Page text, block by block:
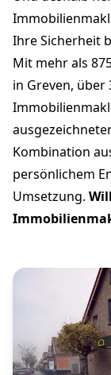
Ihre Sicherheit
Mit mehr als
in Greven, über
Kombination
persönlichem
Umsetzung.